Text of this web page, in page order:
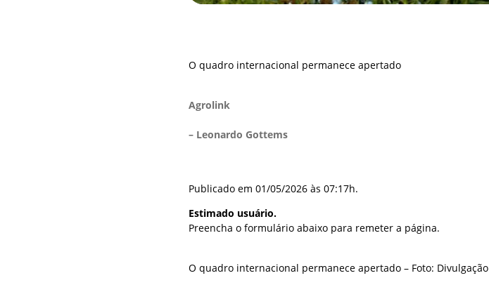
O quadro internacional permanece apertado
Agrolink
– Leonardo Gottems
Publicado em 01/05/2026 às 07:17h.
Estimado usuário.
Preencha o formulário abaixo para remeter a página.
O quadro internacional permanece apertado – Foto: Divulgação